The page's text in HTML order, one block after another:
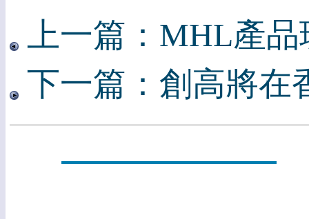
上一篇：MHL產
下一篇：創高將在